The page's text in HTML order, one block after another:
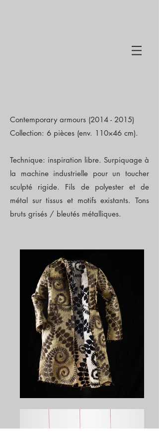
Contemporary armours (2014 - 2015)
Collection: 6 pièces (env. 110×46 cm).
Technique: inspiration libre. Surpiquage à
la machine industrielle pour un toucher
sculpté rigide. Fils de polyester et de
métal sur tissus et motifs existants. Tons
bruts grisés / bleutés métalliques.